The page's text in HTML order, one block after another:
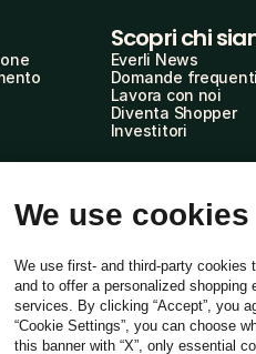
Scopri chi
Everli News
Domande frequenti
Lavora con noi
Diventa Shopper
Investitori
We use cookies
We use first- and third-party cookies
and to offer a personalized shopping
services. By clicking “Accept”, you
“Cookie Settings”, you can choose
this banner with “X”, only essential